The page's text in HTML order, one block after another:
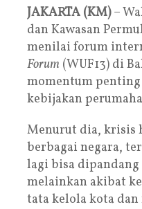
JAKARTA (KM)–
dan Kawasan
menilai forum
Forum (WUF13) di
momentum
kebijakan
Menurut dia, krisis
berbagai negara,
lagi bisa dipandang
melainkan akibat
tata kelola kota